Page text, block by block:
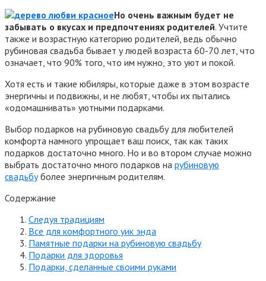
Но очень важным будет не
забывать о вкусах и предпочтениях родителей. Учтите
также и возрастную категорию родителей, ведь обычно
рубиновая свадьба бывает у людей возраста 60-70 лет, что
означает, что 90% того, что им нужно, это уют и покой.
Хотя есть и такие юбиляры, которые даже в этом возрасте
энергичны и подвижны, и не любят, чтобы их пытались
«одомашнивать» уютными подарками.
Выбор подарков на рубиновую свадьбу для любителей
комфорта намного упрощает ваш поиск, так как таких
подарков достаточно много. Но и во втором случае можно
выбрать достаточно много подарков на рубиновую
свадьбуболее энергичным родителям.
Содержание
Следуя традициям
Все для комфортного уик энда
Памятные подарки на рубиновую свадьбу
Подарки для здоровья
Подарки, сделанные своими руками